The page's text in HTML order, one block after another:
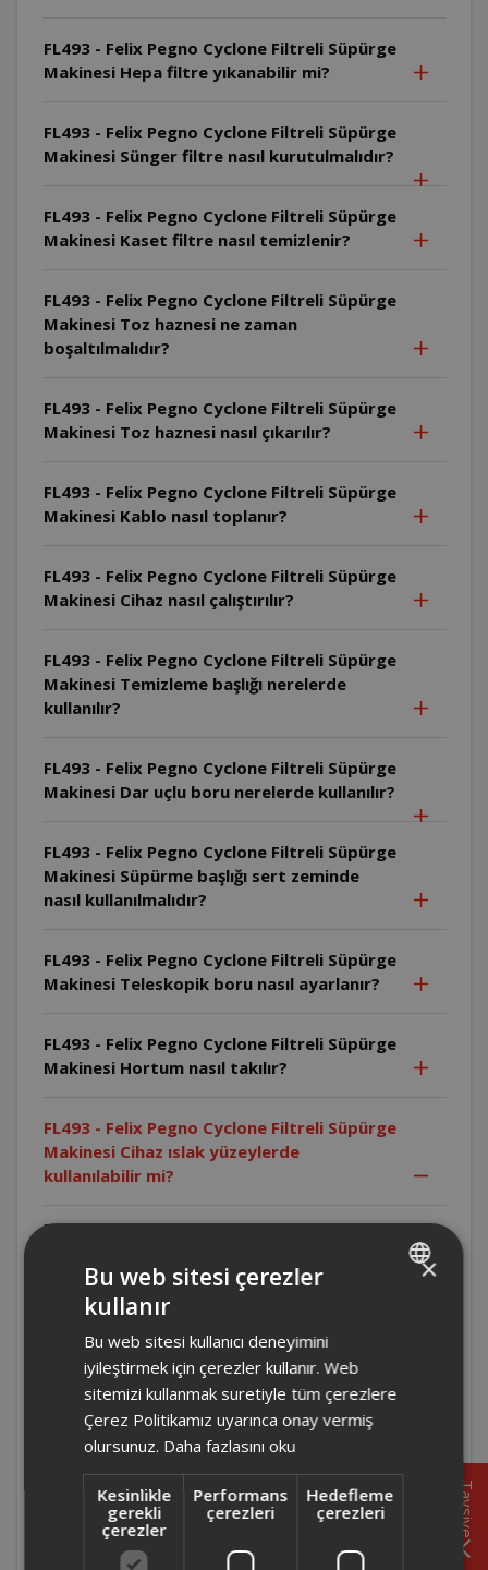
FL493 - Felix Pegno Cyclone Filtreli Süpürge
Makinesi Hepa filtre yıkanabilir mi?
FL493 - Felix Pegno Cyclone Filtreli Süpürge
Makinesi Sünger filtre nasıl kurutulmalıdır?
FL493 - Felix Pegno Cyclone Filtreli Süpürge
Makinesi Kaset filtre nasıl temizlenir?
FL493 - Felix Pegno Cyclone Filtreli Süpürge
Makinesi Toz haznesi ne zaman
boşaltılmalıdır?
FL493 - Felix Pegno Cyclone Filtreli Süpürge
Makinesi Toz haznesi nasıl çıkarılır?
FL493 - Felix Pegno Cyclone Filtreli Süpürge
Makinesi Kablo nasıl toplanır?
FL493 - Felix Pegno Cyclone Filtreli Süpürge
Makinesi Cihaz nasıl çalıştırılır?
FL493 - Felix Pegno Cyclone Filtreli Süpürge
Makinesi Temizleme başlığı nerelerde
kullanılır?
FL493 - Felix Pegno Cyclone Filtreli Süpürge
Makinesi Dar uçlu boru nerelerde kullanılır?
FL493 - Felix Pegno Cyclone Filtreli Süpürge
Makinesi Süpürme başlığı sert zeminde
nasıl kullanılmalıdır?
FL493 - Felix Pegno Cyclone Filtreli Süpürge
Makinesi Teleskopik boru nasıl ayarlanır?
FL493 - Felix Pegno Cyclone Filtreli Süpürge
Makinesi Hortum nasıl takılır?
FL493 - Felix Pegno Cyclone Filtreli Süpürge
Makinesi Cihaz ıslak yüzeylerde
kullanılabilir mi?
FL493 - Felix Pegno Cyclone Filtreli Süpürge Makinesi
FL493 - Felix Pegno Cyclone Filtreli Süpürge
yapılmalıdır?
FL493 - Felix Pegno Cyclone Filtreli Süpürge
Makinesi Çocuklar cihazı kullanabilir mi?
FL493 - Felix Pegno Cyclone Filtreli Süpürge
Makinesi Cihaz ticari amaçla kullanılabilir
Tavsiye
×
Bu web sitesi çerezler
kullanır
Bu web sitesi kullanıcı deneyimini
iyileştirmek için çerezler kullanır. Web
sitemizi kullanmak suretiyle tüm çerezlere
Çerez Politikamız uyarınca onay vermiş
olursunuz. Daha fazlasını oku
Kesinlikle
gerekli
çerezler
Performans
çerezleri
Hedefleme
çerezleri